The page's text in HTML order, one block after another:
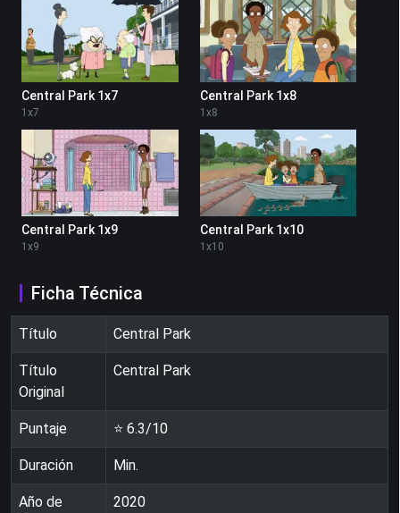
Central Park 1x7
1 x7
Central Park 1x8
1 x8
Central Park 1x9
1 x9
Central Park 1x10
1 x10
Ficha Técnica
Título Central Park
Título
Original
Central Park
Puntaje ⭐ 6.3/10
Duración Min.
Año de
2020